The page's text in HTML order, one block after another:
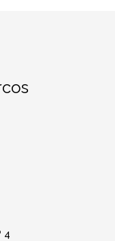
4